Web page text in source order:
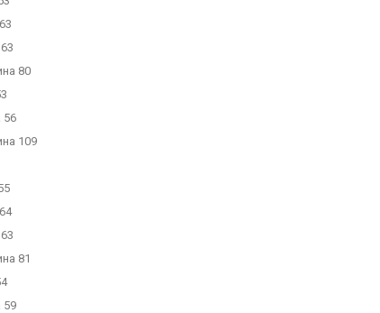
80
56
109
81
59